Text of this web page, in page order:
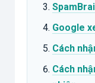
Google
Cách
Cách